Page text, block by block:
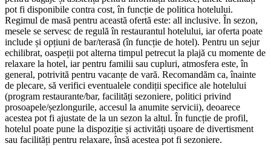
pot fi disponibile contra cost, în funcție de politica hotelului.
Regimul de masă pentru această ofertă este: all inclusive. În sezon,
mesele se servesc de regulă în restaurantul hotelului, iar oferta poate
include și opțiuni de bar/terasă (în funcție de hotel). Pentru un sejur
echilibrat, oaspeții pot alterna timpul petrecut la plajă cu momente de
relaxare la hotel, iar pentru familii sau cupluri, atmosfera este, în
general, potrivită pentru vacanțe de vară. Recomandăm ca, înainte
de plecare, să verifici eventualele condiții specifice ale hotelului
(program restaurante/bar, facilități sezoniere, politici privind
prosoapele/șezlongurile, accesul la anumite servicii), deoarece
acestea pot fi ajustate de la un sezon la altul. În funcție de profil,
hotelul poate pune la dispoziție și activități ușoare de divertisment
sau facilități pentru relaxare, însă acestea pot fi sezoniere.